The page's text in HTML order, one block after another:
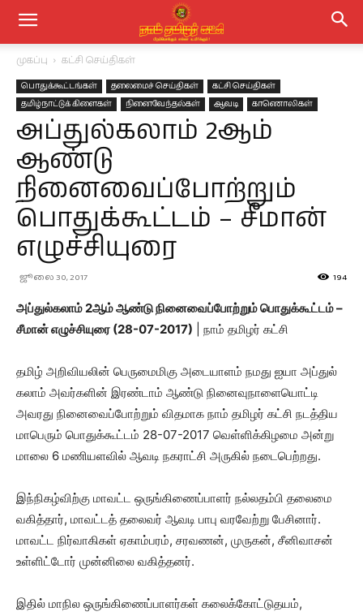
முகப்பு கட்சி செய்திகள்
பொதுக்கூட்டங்கள் தலைமைச் செய்திகள்
கட்சி செய்திகள்
தமிழ்நாட்டுக் கிளைகள்
நினைவேந்தல்கள் ஆவடி காணொலிகள்
அப்துல்கலாம் 2ஆம்
ஆண்டு
நினைவைப்போற்றும்
பொதுக்கூட்டம் – சீமான்
எழுச்சியுரை
ஜூலை 30, 2017 194
அப்துல்கலாம் 2ஆம் ஆண்டு நினைவைப்போற்றும் பொதுக்கூட்டம் –
சீமான் எழுச்சியுரை (28-07-2017) | நாம் தமிழர் கட்சி
தமிழ் அறிவியலின் பெருமைமிகு அடையாளம் நமது ஐயா அப்துல்
கலாம் அவர்களின் இரண்டாம் ஆண்டு நினைவுநாளையொட்டி
அவரது நினைவைப்போற்றும் விதமாக நாம் தமிழர் கட்சி நடத்திய
மாபெரும் பொதுக்கூட்டம் 28-07-2017 வெள்ளிக்கிழமை அன்று
மாலை 6 மணியளவில் ஆவடி நகராட்சி அருகில் நடைபெற்றது.
இந்நிகழ்விற்கு மாவட்ட ஒருங்கிணைப்பாளர் நல்லதம்பி தலைமை
வகித்தார், மாவட்டத் தலைவர் ஆவடி பாபு வரவேற்று பேசினார்.
மாவட்ட நிர்வாகிகள் ஏகாம்பரம், சரவணன், முருகன், சீனிவாசன்
உள்ளிட்டோர் முன்னிலை வகித்தனர்.
இதில் மாநில ஒருங்கிணைப்பாளர்கள் கலைக்கோட்டுதயம்,